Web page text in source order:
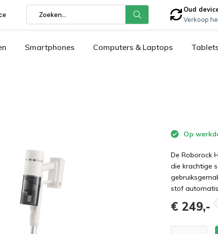
Oud
Verkoop
Smartphones Computers & Laptops
Op
De Roborock
die krachtige
stof
€ 249,-